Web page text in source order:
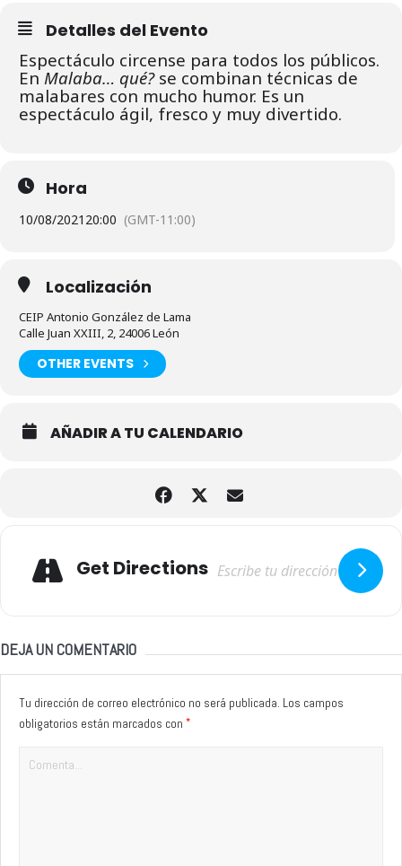
Detalles del Evento
Espectáculo circense para todos los públicos.
En Malaba… qué?se combinan técnicas de
malabares con mucho humor. Es un
espectáculo ágil, fresco y muy divertido.
Hora
10/08/2021 20:00 (GMT-11:00)
Localización
CEIP Antonio González de Lama
Calle Juan XXIII, 2, 24006 León
OTHER EVENTS
AÑADIR A TU CALENDARIO
Get Directions
DEJA UN COMENTARIO
Tu dirección de correo electrónico no será publicada. Los campos
obligatorios están marcados con *